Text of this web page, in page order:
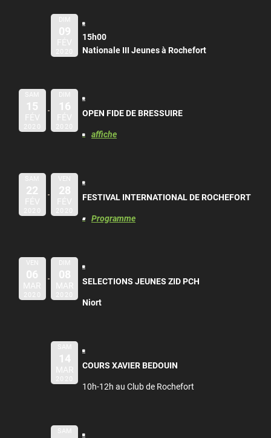
DIM
09
FÉV
2020
15h00
Nationale III Jeunes à Rochefort
SAM
15
FÉV
2020
DIM
16
FÉV
2020
OPEN FIDE DE BRESSUIRE
affiche
SAM
22
FÉV
2020
VEN
28
FÉV
2020
FESTIVAL INTERNATIONAL DE ROCHEFORT
Programme
VEN
06
MAR
2020
DIM
08
MAR
2020
SELECTIONS JEUNES ZID PCH
Niort
SAM
14
MAR
2020
COURS XAVIER BEDOUIN
10h-12h au Club de Rochefort
SAM